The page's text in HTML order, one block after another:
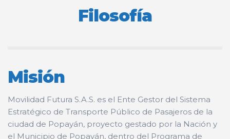
Filosofía
Misión
Movilidad Futura S.A.S. es el Ente Gestor del Sistema
Estratégico de Transporte Público de Pasajeros de la
ciudad de Popayán, proyecto gestado por la Nación y
el Municipio de Popayán, dentro del Programa de